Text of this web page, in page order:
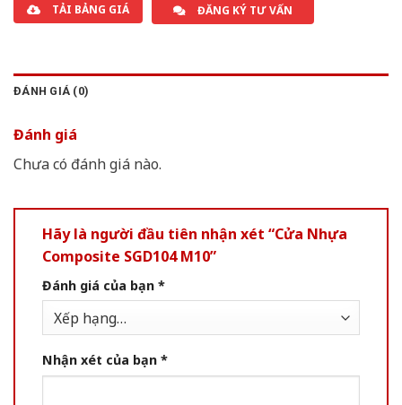
TẢI BẢNG GIÁ ĐĂNG KÝ TƯ VẤN
ĐÁNH GIÁ (0)
Đánh giá
Chưa có đánh giá nào.
Hãy là người đầu tiên nhận xét “Cửa Nhựa
Composite SGD104 M10”
Đánh giá của bạn *
Nhận xét của bạn *